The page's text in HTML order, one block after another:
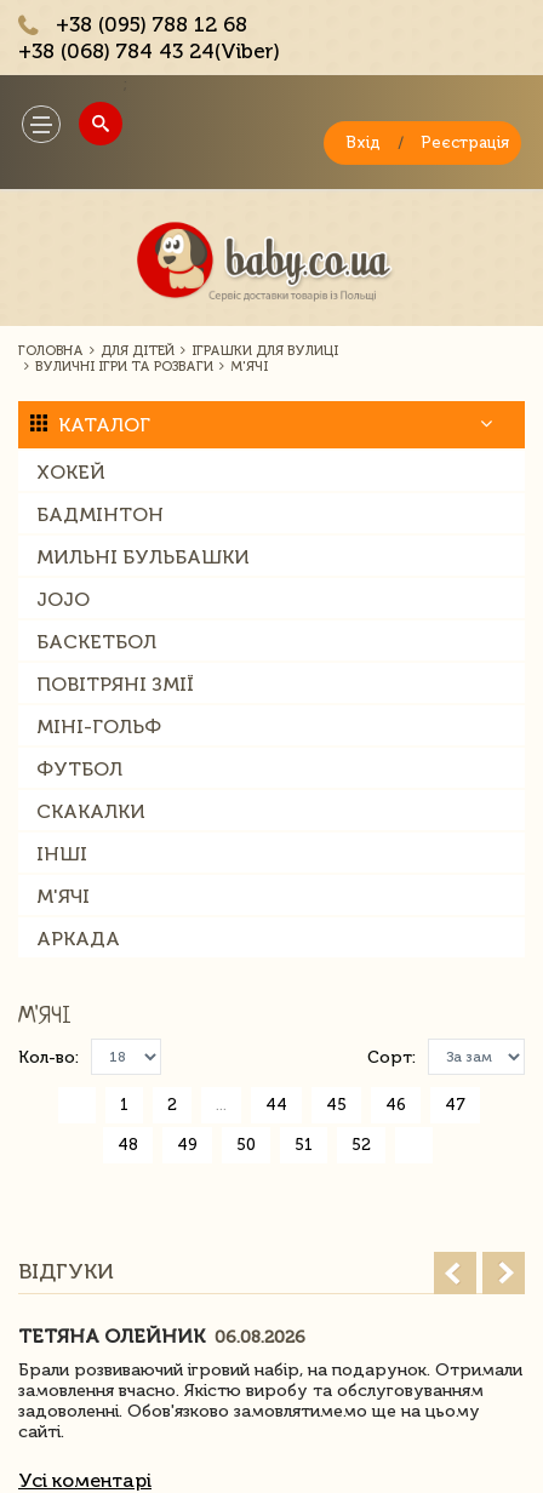
+38 (095) 788 12 68
+38 (068) 784 43 24(Viber)
Toggle
navigation
Вхід / Реєстрація
ГОЛОВНА ДЛЯ ДІТЕЙ
ІГРАШКИ ДЛЯ ВУЛИЦІ
ВУЛИЧНІ ІГРИ ТА РОЗВАГИ
М'ЯЧІ
КАТАЛОГ
ХОКЕЙ
БАДМІНТОН
МИЛЬНІ БУЛЬБАШКИ
JOJO
БАСКЕТБОЛ
ПОВІТРЯНІ ЗМІЇ
МІНІ-ГОЛЬФ
ФУТБОЛ
СКАКАЛКИ
ІНШІ
М'ЯЧІ
АРКАДА
М'ЯЧІ
Кол-во: Сорт:
1 2 44 45 46 47
48 49 50 51 52
ВІДГУКИ
ТЕТЯНА ОЛЕЙНИК 06.08.2026
Брали розвиваючий ігровий набір, на подарунок. Отримали
замовлення вчасно. Якістю виробу та обслуговуванням
задоволенні. Обов'язково замовлятимемо ще на цьому
сайті.
Усі коментарі